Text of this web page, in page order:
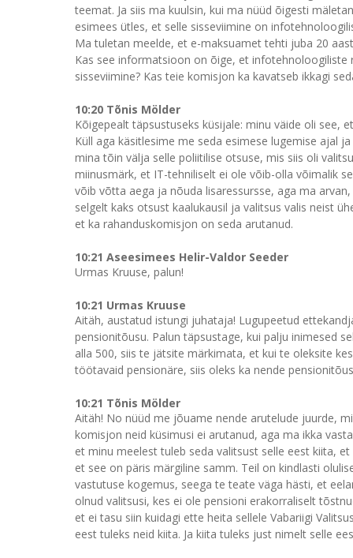
teemat. Ja siis ma kuulsin, kui ma nüüd õigesti
esimees ütles, et selle sisseviimine on
Ma tuletan meelde, et e-maksuamet tehti juba 20
Kas see informatsioon on õige, et
sisseviimine? Kas teie komisjon ka kavatseb ikkagi
10:20 Tõnis Mölder
Kõigepealt täpsustuseks küsijale: minu väide oli see,
Küll aga käsitlesime me seda esimese lugemise ajal
mina tõin välja selle poliitilise otsuse, mis siis oli
miinusmärk, et IT-tehniliselt ei ole võib-olla võimalik
võib võtta aega ja nõuda lisaressursse, aga ma
selgelt kaks otsust kaalukausil ja valitsus valis neist
et ka rahanduskomisjon on seda arutanud.
10:21 Aseesimees Helir-Valdor Seeder
Urmas Kruuse, palun!
10:21 Urmas Kruuse
Aitäh, austatud istungi juhataja! Lugupeetud
pensionitõusu. Palun täpsustage, kui palju inimesed
alla 500, siis te jätsite märkimata, et kui te oleksite
töötavaid pensionäre, siis oleks ka nende
10:21 Tõnis Mölder
Aitäh! No nüüd me jõuame nende arutelude juurde,
komisjon neid küsimusi ei arutanud, aga ma ikka
et minu meelest tuleb seda valitsust selle eest kiita,
et see on päris märgiline samm. Teil on kindlasti
vastutuse kogemus, seega te teate väga hästi, et
olnud valitsusi, kes ei ole pensioni erakorraliselt
et ei tasu siin kuidagi ette heita sellele Vabariigi
eest tuleks neid kiita. Ja kiita tuleks just nimelt selle